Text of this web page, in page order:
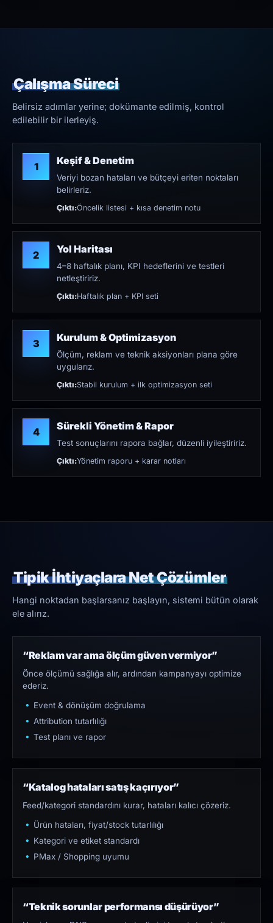
Çalışma Süreci
Belirsiz adımlar yerine; dokümante edilmiş, kontrol
edilebilir bir ilerleyiş.
1 Keşif & Denetim
Veriyi bozan hataları ve bütçeyi eriten noktaları
belirleriz.
Çıktı:Öncelik listesi + kısa denetim notu
2 Yol Haritası
4–8 haftalık planı, KPI hedeflerini ve testleri
netleştiririz.
Çıktı:Haftalık plan + KPI seti
3 Kurulum & Optimizasyon
Ölçüm, reklam ve teknik aksiyonları plana göre
uygularız.
Çıktı:Stabil kurulum + ilk optimizasyon seti
4 Sürekli Yönetim & Rapor
Test sonuçlarını rapora bağlar, düzenli iyileştiririz.
Çıktı:Yönetim raporu + karar notları
Tipik İhtiyaçlara Net Çözümler
Hangi noktadan başlarsanız başlayın, sistemi bütün olarak
ele alırız.
“Reklam var ama ölçüm güven vermiyor”
Önce ölçümü sağlığa alır, ardından kampanyayı optimize
ederiz.
Event & dönüşüm doğrulama
Attribution tutarlılığı
Test planı ve rapor
“Katalog hataları satış kaçırıyor”
Feed/kategori standardını kurar, hataları kalıcı çözeriz.
Ürün hataları, fiyat/stock tutarlılığı
Kategori ve etiket standardı
PMax / Shopping uyumu
“Teknik sorunlar performansı düşürüyor”